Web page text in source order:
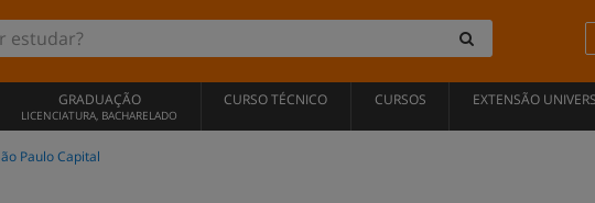
GRADUAÇÃO
LICENCIATURA, BACHARELADO
CURSO TÉCNICO CURSOS EXTENSÃO
Paulo Capital